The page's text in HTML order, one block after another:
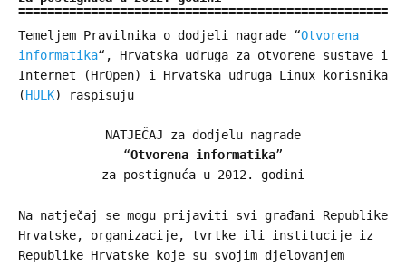
Temeljem Pravilnika o dodjeli nagrade “Otvorena
informatika“, Hrvatska udruga za otvorene sustave i
Internet (HrOpen) i Hrvatska udruga Linux korisnika
(HULK) raspisuju
NATJEČAJ za dodjelu nagrade
“Otvorena informatika”
za postignuća u 2012. godini
Na natječaj se mogu prijaviti svi građani Republike
Hrvatske, organizacije, tvrtke ili institucije iz
Republike Hrvatske koje su svojim djelovanjem